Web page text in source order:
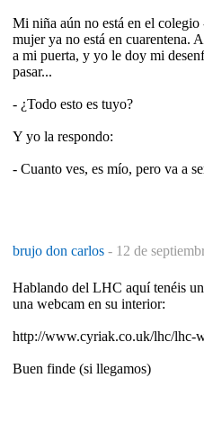
Mi niña aún no está en el
mujer ya no está en cuarentena.
a mi puerta, y yo le doy mi
pasar...
- ¿Todo esto es tuyo?
Y yo la respondo:
- Cuanto ves, es mío, pero va a
brujo don carlos - 12 de
Hablando del LHC aquí tenéis
una webcam en su interior:
http://www.cyriak.co.uk/lhc/lhc-
Buen finde (si llegamos)